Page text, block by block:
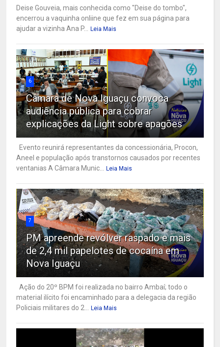
Deise Gouveia, mais conhecida como "Deise do tombo",
encerrou a vaquinha onliine que fez em sua página para
ajudar a vizinha Ana P...
Leia Mais
6
Câmara de Nova Iguaçu convoca
audiência pública para cobrar
explicações da Light sobre apagões
Evento reunirá representantes da concessionária, Procon,
Aneel e população após transtornos causados por recentes
ventanias A Câmara Munic...
Leia Mais
7
PM apreende revólver raspado e mais
de 2,4 mil papelotes de cocaína em
Nova Iguaçu
Ação do 20º BPM foi realizada no bairro Ambaí; todo o
material ilícito foi encaminhado para a delegacia da região
Policiais militares do 2...
Leia Mais